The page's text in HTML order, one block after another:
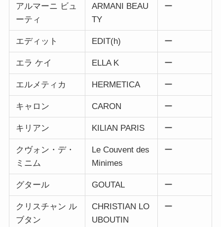
アルマーニ ビュ
ーティ
ARMANI BEAU
TY
ー
エディット EDIT(h) ー
エラ ケイ ELLA K ー
エルメティカ HERMETICA ー
キャロン CARON ー
キリアン KILIAN PARIS ー
クヴォン・デ・
ミニム
Le Couvent des
Minimes
ー
グタール GOUTAL ー
クリスチャン ル
ブタン
CHRISTIAN LO
UBOUTIN
ー